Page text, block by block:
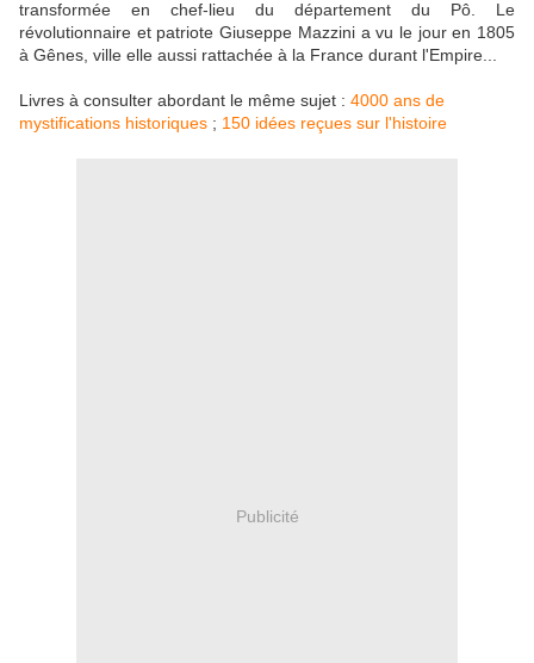
transformée en chef-lieu du département du Pô. Le
révolutionnaire et patriote Giuseppe Mazzini a vu le jour en 1805
à Gênes, ville elle aussi rattachée à la France durant l'Empire...
Livres à consulter abordant le même sujet : 4000 ans de
mystifications historiques ; 150 idées reçues sur l'histoire
Publicité